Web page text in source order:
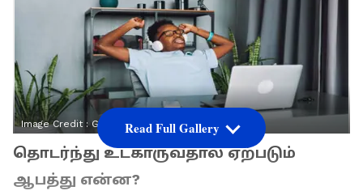
Image Credit :Getty
தொடர்ந்து உட்காருவதால் ஏற்படும்
ஆபத்து என்ன?
Read Full Gallery